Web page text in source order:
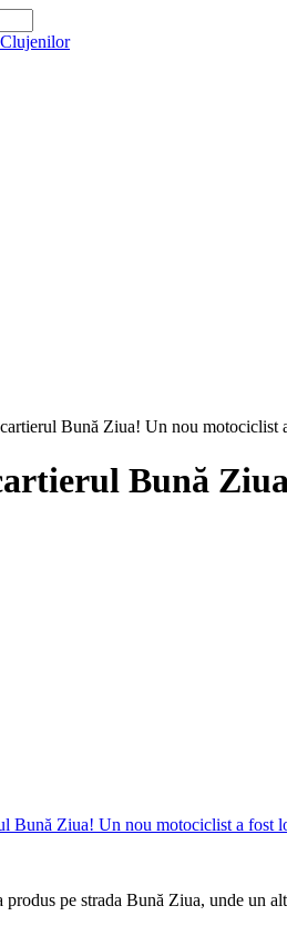
Bună Ziua! Un nou
Bună
produs pe strada Bună Ziua, unde un